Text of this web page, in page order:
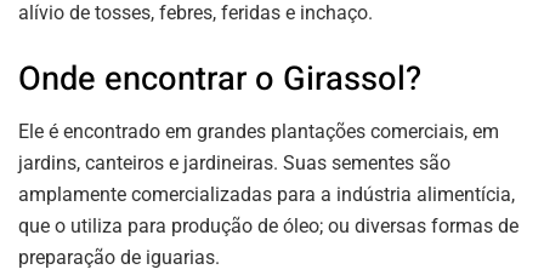
alívio de tosses, febres, feridas e inchaço.
Onde encontrar o Girassol?
Ele é encontrado em grandes plantações comerciais, em
jardins, canteiros e jardineiras. Suas sementes são
amplamente comercializadas para a indústria alimentícia,
que o utiliza para produção de óleo; ou diversas formas de
preparação de iguarias.